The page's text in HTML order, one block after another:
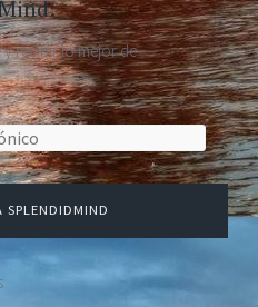
y recibir lo mejor de
SPLENDIDMIND